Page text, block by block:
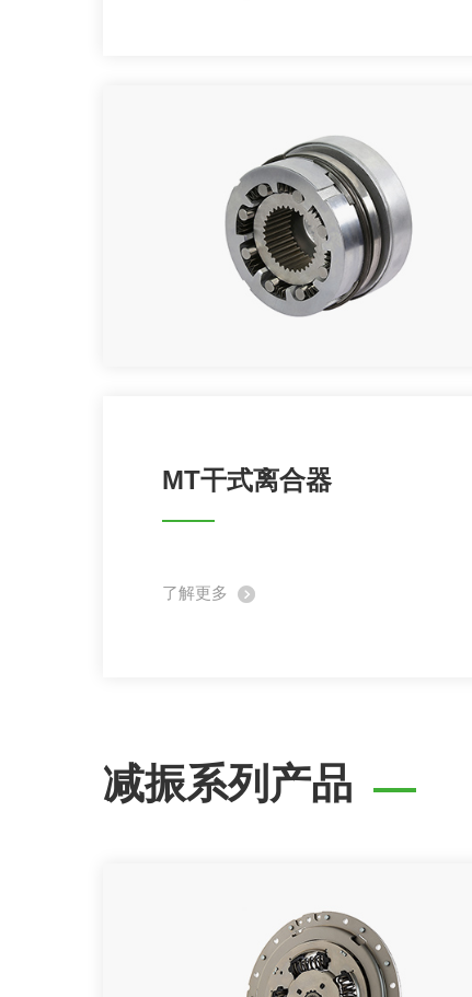
MT干式离合器
了解更多
减振系列产品